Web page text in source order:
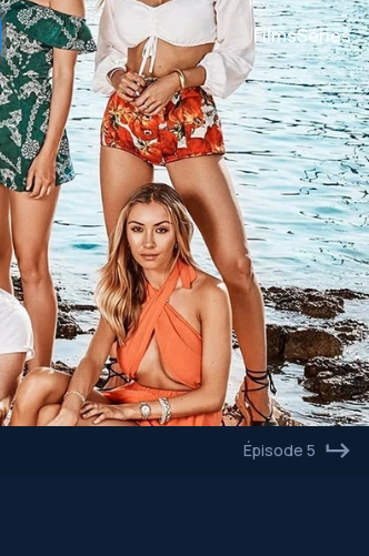
FilmsSéries
Épisode 5